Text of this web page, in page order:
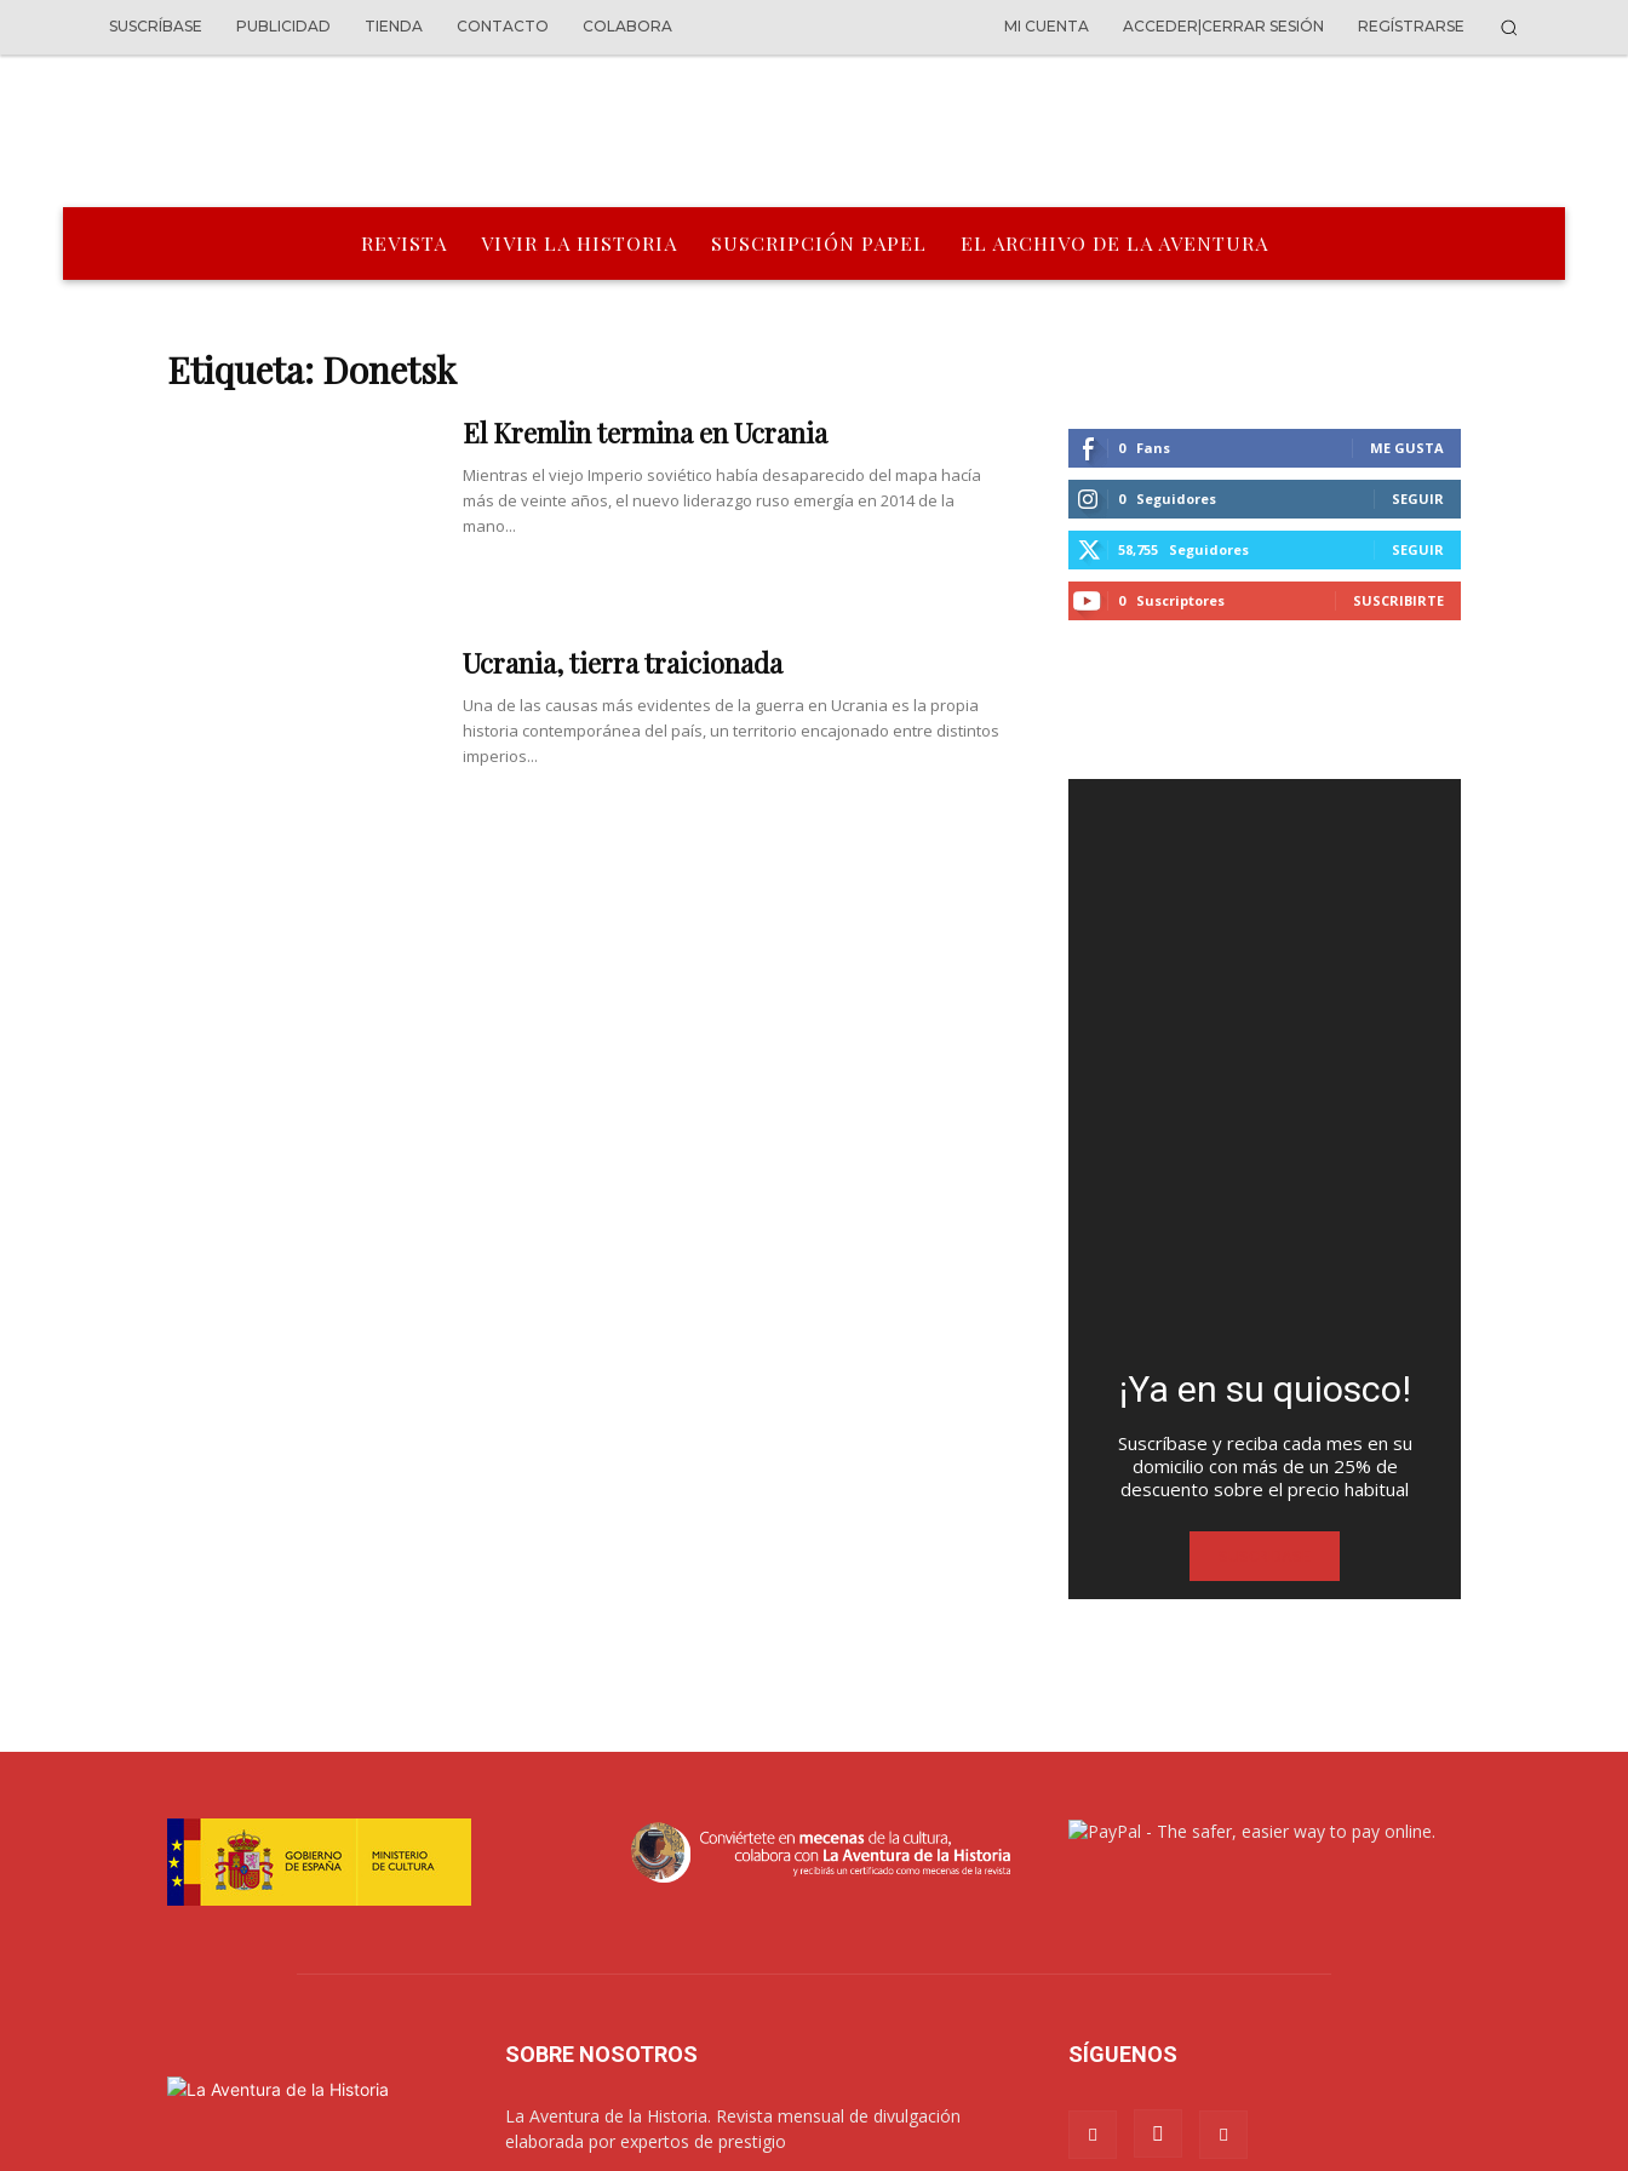
SUSCRÍBASE PUBLICIDAD TIENDA CONTACTO COLABORA MI CUENTA ACCEDER|CERRAR SESIÓN REGÍSTRARSE
REVISTA VIVIR LA HISTORIA SUSCRIPCIÓN PAPEL EL ARCHIVO DE LA AVENTURA
Etiqueta: Donetsk
El Kremlin termina en Ucrania
Mientras el viejo Imperio soviético había desaparecido del mapa hacía
más de veinte años, el nuevo liderazgo ruso emergía en 2014 de la
mano...
Ucrania, tierra traicionada
Una de las causas más evidentes de la guerra en Ucrania es la propia
historia contemporánea del país, un territorio encajonado entre distintos
imperios...
0 Fans ME GUSTA
0 Seguidores SEGUIR
58,755 Seguidores SEGUIR
0 Suscriptores SUSCRIBIRTE
¡Ya en su quiosco!
Suscríbase y reciba cada mes en su
domicilio con más de un 25% de
descuento sobre el precio habitual
SOBRE NOSOTROS
La Aventura de la Historia. Revista mensual de divulgación
elaborada por expertos de prestigio
SÍGUENOS